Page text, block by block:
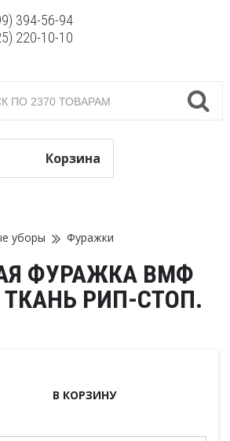
394-56-94
220-10-10
Корзина
уборы Фуражки
ФУРАЖКА ВМФ
РИП-СТОП.
В КОРЗИНУ